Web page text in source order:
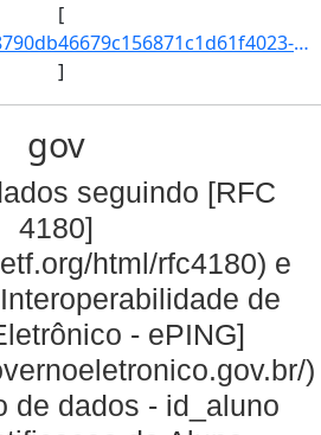
[
10048: id_aluno-273a8790db46679c156871c1d61f4023-aa_ingresso-2017-cd_curso-945-nm_qsl--nr_ch--nr_cr--nr_ind]
]
gov
seguindo [RFC
4180]
html/rfc4180) e
de
- ePING]
)
de dados - id_aluno